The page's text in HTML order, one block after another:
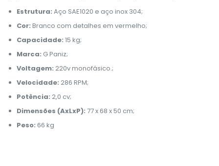
Estrutura: Aço SAE1020 e aço inox 304;
Cor: Branco com detalhes em vermelho;
Capacidade: 15 kg;
Marca: G Paniz;
Voltagem: 220v monofásico.;
Velocidade: 286 RPM;
Potência: 2,0 cv;
Dimensões (AxLxP): 77 x 68 x 50 cm;
Peso: 66 kg